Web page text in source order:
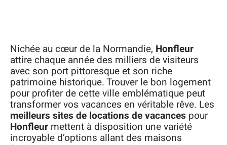
Nichée au cœur de la Normandie, Honfleur
attire chaque année des milliers de visiteurs
avec son port pittoresque et son riche
patrimoine historique. Trouver le bon logement
pour profiter de cette ville emblématique peut
transformer vos vacances en véritable rêve. Les
meilleurs sites de locations de vacances pour
Honfleur mettent à disposition une variété
incroyable d’options allant des maisons